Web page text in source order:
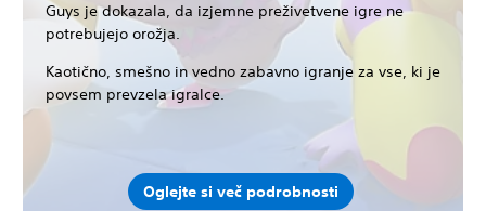
Guys je dokazala, da izjemne preživetvene igre ne
potrebujejo orožja.
Kaotično, smešno in vedno zabavno igranje za vse, ki je
povsem prevzela igralce.
Oglejte si več podrobnosti